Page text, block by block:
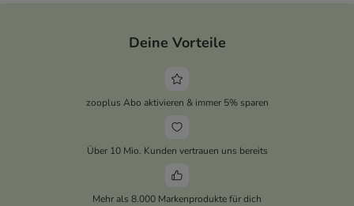
Deine Vorteile
zooplus Abo aktivieren & immer 5% sparen
Über 10 Mio. Kunden vertrauen uns bereits
Mehr als 8.000 Markenprodukte für dich